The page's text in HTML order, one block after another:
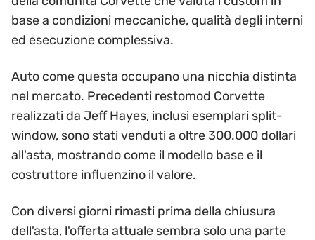
base a condizioni meccaniche, qualità degli interni
ed esecuzione complessiva.
Auto come questa occupano una nicchia distinta
nel mercato. Precedenti restomod Corvette
realizzati da Jeff Hayes, inclusi esemplari split-
window, sono stati venduti a oltre 300.000 dollari
all'asta, mostrando come il modello base e il
costruttore influenzino il valore.
Con diversi giorni rimasti prima della chiusura
dell'asta, l'offerta attuale sembra solo una parte